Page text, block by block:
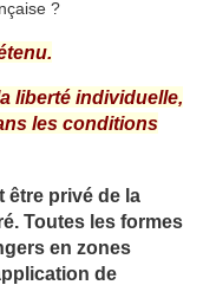
?
liberté individuelle,
les conditions
être privé de la
Toutes les formes
en zones
de